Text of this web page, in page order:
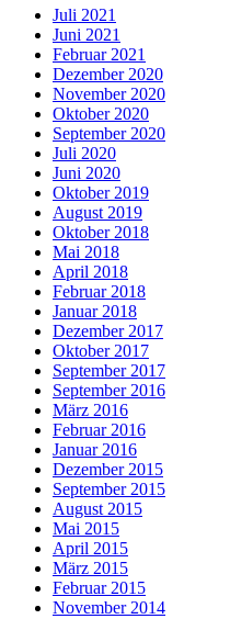
Juli 2021
Juni 2021
Februar 2021
Dezember 2020
November 2020
Oktober 2020
September 2020
Juli 2020
Juni 2020
Oktober 2019
August 2019
Oktober 2018
Mai 2018
April 2018
Februar 2018
Januar 2018
Dezember 2017
Oktober 2017
September 2017
September 2016
März 2016
Februar 2016
Januar 2016
Dezember 2015
September 2015
August 2015
Mai 2015
April 2015
März 2015
Februar 2015
November 2014